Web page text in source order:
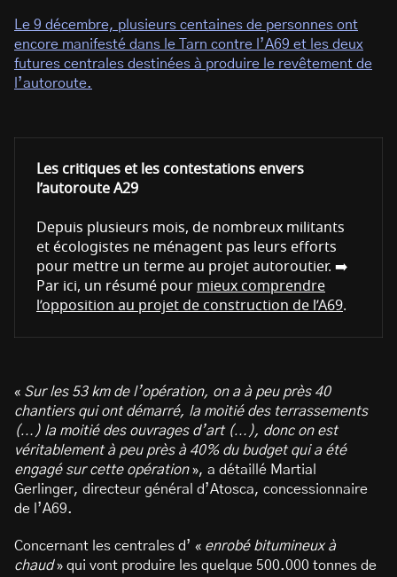
Le 9 décembre, plusieurs centaines de personnes ont
encore manifesté dans le Tarn contre l’A69 et les deux
futures centrales destinées à produire le revêtement de
l’autoroute.
Les critiques et les contestations envers
l’autoroute A29
Depuis plusieurs mois, de nombreux militants
et écologistes ne ménagent pas leurs efforts
pour mettre un terme au projet autoroutier. ➡️
Par ici, un résumé pour mieux comprendre
l’opposition au projet de construction de l’A69.
« Sur les 53 km de l’opération, on a à peu près 40
chantiers qui ont démarré, la moitié des terrassements
(…) la moitié des ouvrages d’art (…), donc on est
véritablement à peu près à 40% du budget qui a été
engagé sur cette opération», a détaillé Martial
Gerlinger, directeur général d’Atosca, concessionnaire
de l’A69.
Concernant les centrales d’ « enrobé bitumineux à
chaud» qui vont produire les quelque 500.000 tonnes de